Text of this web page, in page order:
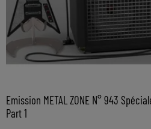
Emission METAL ZONE N° 943
Part 1